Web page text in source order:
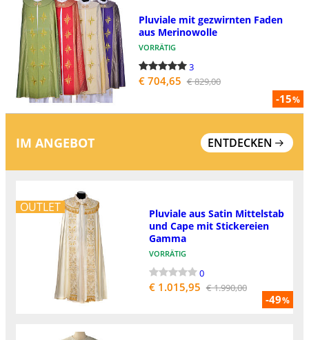
-15%
Pluviale mit gezwirnten Faden
aus Merinowolle
VORRÄTIG
3
€ 704,65 € 829,00
IM ANGEBOT ENTDECKEN
OUTLET
-49%
Pluviale aus Satin Mittelstab
und Cape mit Stickereien
Gamma
VORRÄTIG
0
€ 1.015,95 € 1.990,00